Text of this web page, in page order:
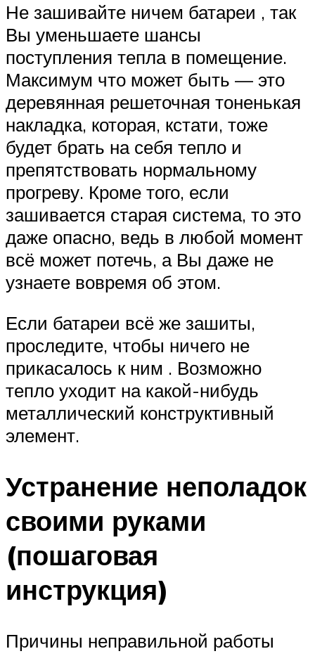
Не зашивайте ничем батареи , так
Вы уменьшаете шансы
поступления тепла в помещение.
Максимум что может быть — это
деревянная решеточная тоненькая
накладка, которая, кстати, тоже
будет брать на себя тепло и
препятствовать нормальному
прогреву. Кроме того, если
зашивается старая система, то это
даже опасно, ведь в любой момент
всё может потечь, а Вы даже не
узнаете вовремя об этом.
Если батареи всё же зашиты,
проследите, чтобы ничего не
прикасалось к ним . Возможно
тепло уходит на какой-нибудь
металлический конструктивный
элемент.
Устранение неполадок
своими руками
(пошаговая
инструкция)
Причины неправильной работы